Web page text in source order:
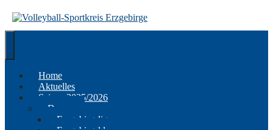
zum
Inhalt
Home
Aktuelles
Saison 2025/2026
Damen
Erzgebirgsliga